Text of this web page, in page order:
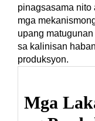
pinagsasama nito
mga
upang
sa kalinisan
produksyon.
Mga